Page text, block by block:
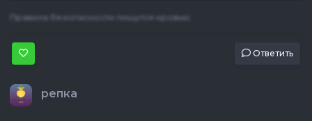
Правила безопасности пишутся кровью.
Ответить
репка